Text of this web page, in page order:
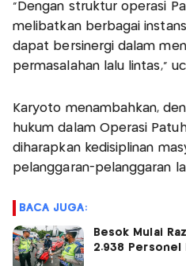
“Dengan struktur operasi
melibatkan berbagai
dapat bersinergi dalam
permasalahan lalu lintas,”
Karyoto menambahkan,
hukum dalam Operasi
diharapkan kedisiplinan
pelanggaran-pelanggaran
BACA JUGA:
Besok Mulai
2.938 Personel